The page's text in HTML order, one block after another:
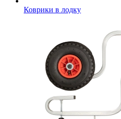
Коврики в лодку